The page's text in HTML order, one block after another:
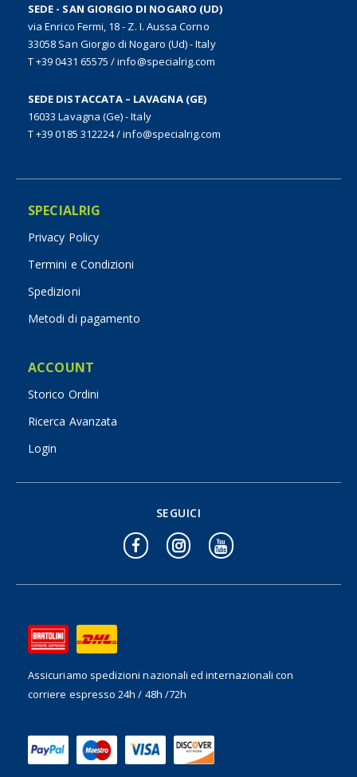
SEDE - SAN GIORGIO DI NOGARO (UD)
via Enrico Fermi, 18 - Z. I. Aussa Corno
33058 San Giorgio di Nogaro (Ud) - Italy
T +39 0431 65575 /info@specialrig.com
SEDE DISTACCATA – LAVAGNA (GE)
16033 Lavagna (Ge) - Italy
T +39 0185 312224/info@specialrig.com
SPECIALRIG
Privacy Policy
Termini e Condizioni
Spedizioni
Metodi di pagamento
ACCOUNT
Storico Ordini
Ricerca Avanzata
Login
Assicuriamo spedizioni nazionali ed internazionalicon
corriere espresso 24h / 48h /72h
SEGUICI